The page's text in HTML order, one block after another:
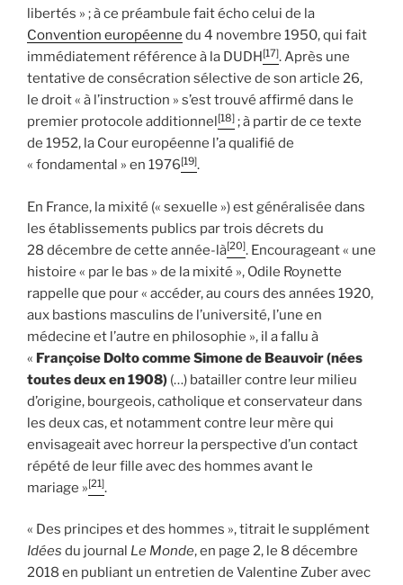
libertés » ; à ce préambule fait écho celui de la
Convention européenne du 4 novembre 1950, qui fait
immédiatement référence à la DUDH[17]. Après une
tentative de consécration sélective de son article 26,
le droit « à l’instruction » s’est trouvé affirmé dans le
premier protocole additionnel[18] ; à partir de ce texte
de 1952, la Cour européenne l’a qualifié de
« fondamental » en 1976[19].
En France, la mixité (« sexuelle ») est généralisée dans
les établissements publics par trois décrets du
28 décembre de cette année-là[20]. Encourageant « une
histoire « par le bas » de la mixité », Odile Roynette
rappelle que pour « accéder, au cours des années 1920,
aux bastions masculins de l’université, l’une en
médecine et l’autre en philosophie », il a fallu à
« Françoise Dolto comme Simone de Beauvoir (nées
toutes deux en 1908) (…) batailler contre leur milieu
d’origine, bourgeois, catholique et conservateur dans
les deux cas, et notamment contre leur mère qui
envisageait avec horreur la perspective d’un contact
répété de leur fille avec des hommes avant le
mariage »[21].
« Des principes et des hommes », titrait le supplément
Idées du journal Le Monde, en page 2, le 8 décembre
2018 en publiant un entretien de Valentine Zuber avec